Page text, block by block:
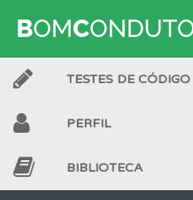
TESTES DE CÓDIGO
PERFIL
BIBLIOTECA